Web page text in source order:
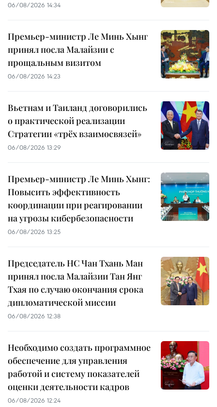
06/08/2026 14:34
Премьер-министр Ле Минь Хынг
принял посла Малайзии с
прощальным визитом
06/08/2026 14:23
Вьетнам и Таиланд договорились
о практической реализации
Стратегии «трёх взаимосвязей»
06/08/2026 13:29
Премьер-министр Ле Минь Хынг:
Повысить эффективность
координации при реагировании
на угрозы кибербезопасности
06/08/2026 13:25
Председатель НС Чан Тхань Ман
принял посла Малайзии Тан Янг
Тхая по случаю окончания срока
дипломатической миссии
06/08/2026 12:38
Необходимо создать программное
обеспечение для управления
работой и систему показателей
оценки деятельности кадров
06/08/2026 12:24